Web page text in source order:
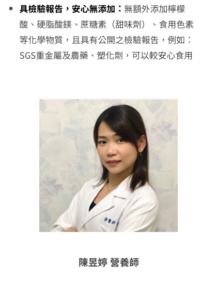
具檢驗報告，安心無添加： 無額外添加檸檬
酸、硬脂酸鎂、蔗糖素（甜味劑）、食用色素
等化學物質，且具有公開之檢驗報告，例如：
SGS重金屬及農藥、塑化劑，可以較安心食用
陳昱婷 營養師